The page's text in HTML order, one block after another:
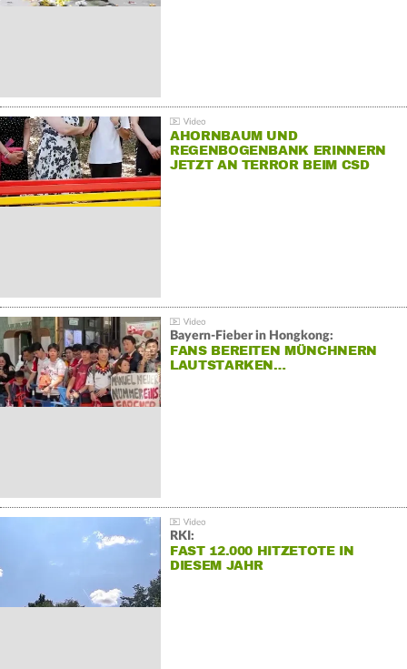
AHORNBAUM UND
REGENBOGENBANK ERINNERN
JETZT AN TERROR BEIM CSD
Bayern-Fieber in Hongkong:
FANS BEREITEN MÜNCHNERN
LAUTSTARKEN…
RKI:
FAST 12.000 HITZETOTE IN
DIESEM JAHR